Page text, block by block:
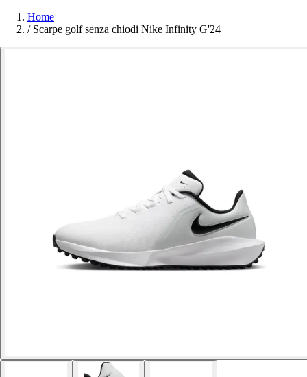
Home
/ Scarpe golf senza chiodi Nike Infinity G'24